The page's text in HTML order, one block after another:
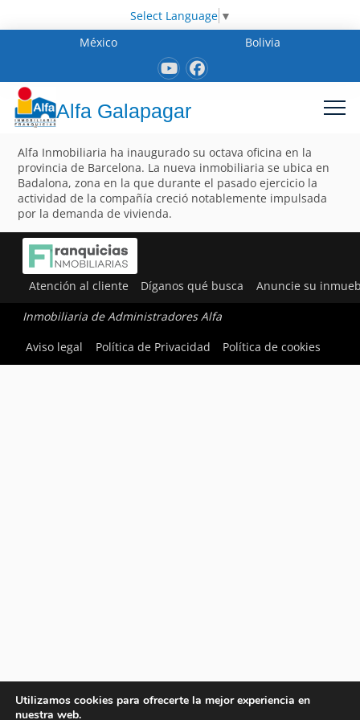
Select Language ▼
México
Bolivia
Alfa Galapagar
Alfa Inmobiliaria ha inaugurado su octava oficina en la
provincia de Barcelona. La nueva inmobiliaria se ubica en
Badalona, zona en la que durante el pasado ejercicio la
actividad de la compañía creció notablemente impulsada
por la demanda de vivienda.
Atención al cliente Díganos qué busca Anuncie su
Inmobiliaria de Administradores Alfa
Aviso legal
Política de Privacidad Política de cookies
Utilizamos cookies para ofrecerte la mejor experiencia en
nuestra web.